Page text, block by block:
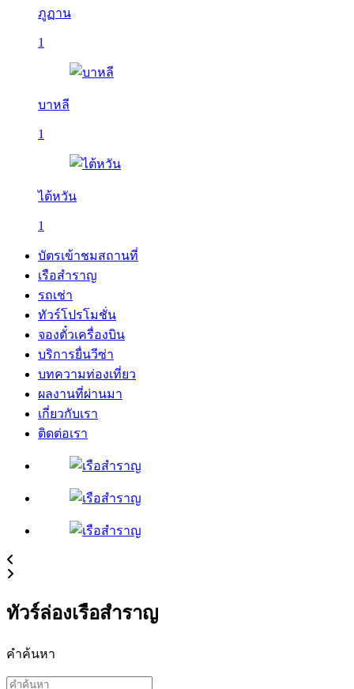
ภูฏาน
1
บาหลี
1
ไต้หวัน
1
บัตรเข้าชมสถานที่
เรือสำราญ
รถเช่า
ทัวร์โปรโมชั่น
จองตั๋วเครื่องบิน
บริการยื่นวีซ่า
บทความท่องเที่ยว
ผลงานที่ผ่านมา
เกี่ยวกับเรา
ติดต่อเรา
ทัวร์ล่องเรือสำราญ
คำค้นหา